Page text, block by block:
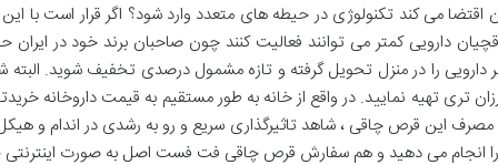
می کند تکنولوژی در حیطه های متعدد وارد شود؟ اگر قرار است با این
دارویی کمتر می توانند فعالیت کنند چون صاحبان برند خود در
را در منزل تحویل گرفته و تازه مشمول درصدی تخفیف شوید.
تری تهیه نمایید. در واقع از خانه به طور مستقیم به قیمت داروخانه
این قرص چاقی ، شاهد تاثیرگذاری سریع و رو به رشدی در اندام و
را انجام می دهید و هم سفارش قرص چاقی فت فست اصل به صورت